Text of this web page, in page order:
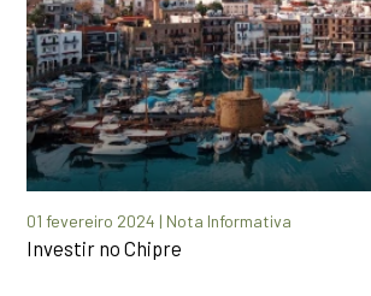
01 fevereiro 2024 | Nota Informativa
Investir no Chipre